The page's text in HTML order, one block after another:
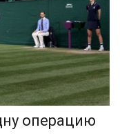
операцию